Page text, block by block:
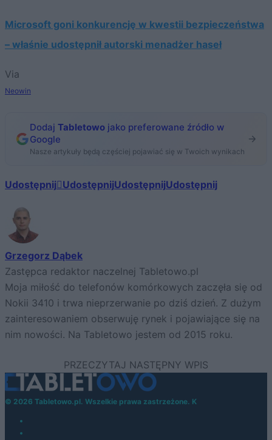
Microsoft goni konkurencję w kwestii bezpieczeństwa
– właśnie udostępnił autorski menadżer haseł
Via
Neowin
Dodaj Tabletowo jako preferowane źródło w
Google
Nasze artykuły będą częściej pojawiać się w Twoich wynikach
Udostępnij UdostępnijUdostępnijUdostępnij
Grzegorz Dąbek
Zastępca redaktor naczelnej Tabletowo.pl
Moja miłość do telefonów komórkowych zaczęła się od
Nokii 3410 i trwa nieprzerwanie po dziś dzień. Z dużym
zainteresowaniem obserwuję rynek i pojawiające się na
nim nowości. Na Tabletowo jestem od 2015 roku.
© 2026 Tabletowo.pl. Wszelkie prawa zastrzeżone. K